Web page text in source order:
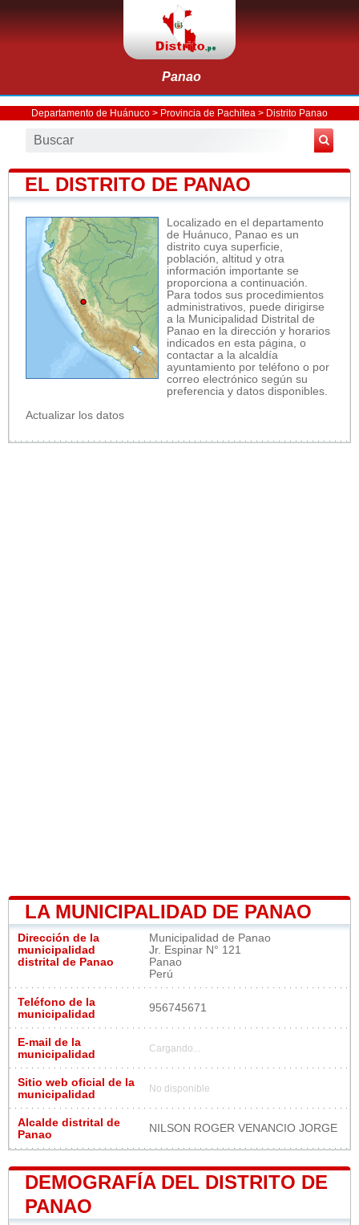
Panao
Departamento de Huánuco > Provincia de Pachitea > Distrito Panao
EL DISTRITO DE PANAO
Localizado en el departamento
de Huánuco, Panao es un
distrito cuya superficie,
población, altitud y otra
información importante se
proporciona a continuación.
Para todos sus procedimientos
administrativos, puede dirigirse
a la Municipalidad Distrital de
Panao en la dirección y horarios
indicados en esta página, o
contactar a la alcaldía
ayuntamiento por teléfono o por
correo electrónico según su
preferencia y datos disponibles.
Actualizar los datos
LA MUNICIPALIDAD DE PANAO
Dirección de la
municipalidad
distrital de Panao
Municipalidad de Panao
Jr. Espinar N° 121
Panao
Perú
Teléfono de la
municipalidad
956745671
E-mail de la
municipalidad
Cargando...
Sitio web oficial de la
municipalidad
No disponible
Alcalde distrital de
Panao
NILSON ROGER VENANCIO JORGE
DEMOGRAFÍA DEL DISTRITO DE
PANAO